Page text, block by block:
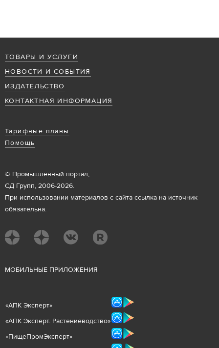
ТОВАРЫ И УСЛУГИ
НОВОСТИ И СОБЫТИЯ
ИЗДАТЕЛЬСТВО
КОНТАКТНАЯ ИНФОРМАЦИЯ
Тарифные планы
Помощь
© Промышленный портал,
СД Групп, 2006-2026.
При использовании материалов с сайта ссылка на источник
обязательна.
МОБИЛЬНЫЕ ПРИЛОЖЕНИЯ
«АПК Эксперт»
«АПК Эксперт. Растениеводство»
«ПищеПромЭксперт»